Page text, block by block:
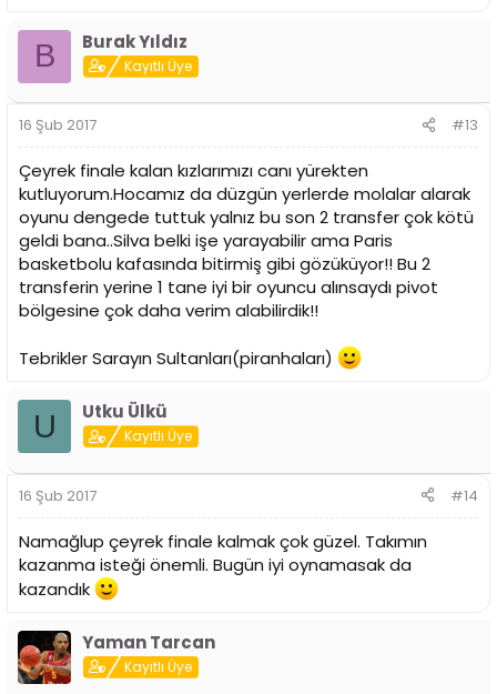
B Burak Yıldız
Kayıtlı Üye
16 Şub 2017 #13
Çeyrek finale kalan kızlarımızı canı yürekten
kutluyorum.Hocamız da düzgün yerlerde molalar alarak
oyunu dengede tuttuk yalnız bu son 2 transfer çok kötü
geldi bana..Silva belki işe yarayabilir ama Paris
basketbolu kafasında bitirmiş gibi gözüküyor!! Bu 2
transferin yerine 1 tane iyi bir oyuncu alınsaydı pivot
bölgesine çok daha verim alabilirdik!!
Tebrikler Sarayın Sultanları(piranhaları)
U Utku Ülkü
Kayıtlı Üye
16 Şub 2017 #14
Namağlup çeyrek finale kalmak çok güzel. Takımın
kazanma isteği önemli. Bugün iyi oynamasak da
kazandık
Yaman Tarcan
Kayıtlı Üye